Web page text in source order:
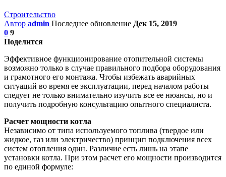
Строительство
Автор admin Последнее обновление Дек 15, 2019
0 9
Поделится
Эффективное функционирование отопительной системы
возможно только в случае правильного подбора оборудования
и грамотного его монтажа. Чтобы избежать аварийных
ситуаций во время ее эксплуатации, перед началом работы
следует не только внимательно изучить все ее нюансы, но и
получить подробную консультацию опытного специалиста.
Расчет мощности котла
Независимо от типа используемого топлива (твердое или
жидкое, газ или электричество) принцип подключения всех
систем отопления один. Различие есть лишь на этапе
установки котла. При этом расчет его мощности производится
по единой формуле: